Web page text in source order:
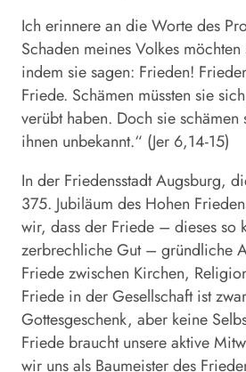
Ich erinnere an die Worte des
Schaden meines Volkes
indem sie sagen: Frieden!
Friede. Schämen müssten sie
verübt haben. Doch sie
ihnen unbekannt.“ (Jer 6,14-15)
In der Friedensstadt Augsburg,
375. Jubiläum des Hohen
wir, dass der Friede – dieses so
zerbrechliche Gut – gründliche
Friede zwischen Kirchen,
Friede in der Gesellschaft ist
Gottesgeschenk, aber keine
Friede braucht unsere aktive
wir uns als Baumeister des